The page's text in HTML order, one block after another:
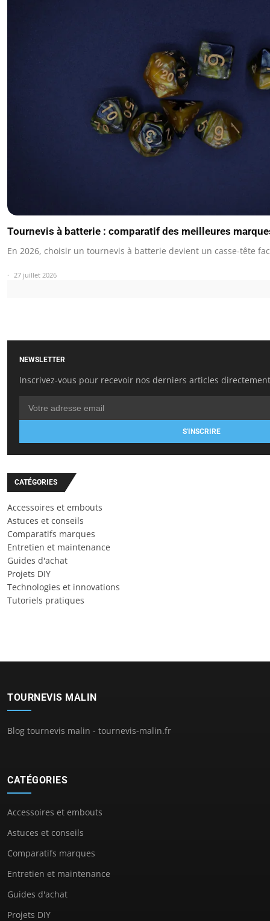
Tournevis à batterie : comparatif des meilleures
En 2026, choisir un tournevis à batterie devient un casse-tête
27 juillet 2026
NEWSLETTER
Inscrivez-vous pour recevoir nos derniers articles
S'INSCRIRE
CATÉGORIES
Accessoires et embouts
Astuces et conseils
Comparatifs marques
Entretien et maintenance
Guides d'achat
Projets DIY
Technologies et innovations
Tutoriels pratiques
TOURNEVIS MALIN
Blog tournevis malin - tournevis-malin.fr
CATÉGORIES
Accessoires et embouts
Astuces et conseils
Comparatifs marques
Entretien et maintenance
Guides d'achat
Projets DIY